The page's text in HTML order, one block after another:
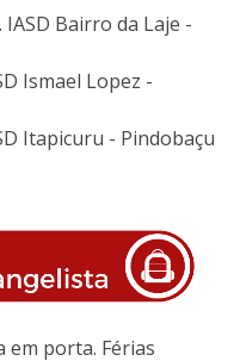
Bairro da Laje -
Ismael Lopez -
Itapicuru - Pindobaçu
em porta. Férias